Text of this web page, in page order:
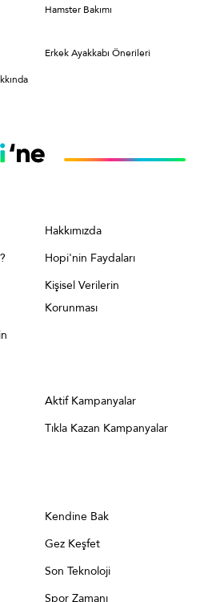
Hamster Bakımı
Erkek Ayakkabı Önerileri
Hakkımızda
Hopi'nin Faydaları
Kişisel Verilerin
Korunması
Aktif Kampanyalar
Tıkla Kazan Kampanyalar
Kendine Bak
Gez Keşfet
Son Teknoloji
Spor Zamanı